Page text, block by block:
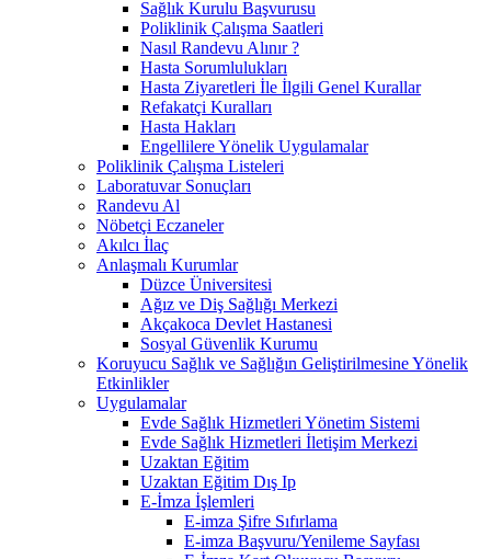
Sağlık Kurulu Başvurusu
Poliklinik Çalışma Saatleri
Nasıl Randevu Alınır ?
Hasta Sorumlulukları
Hasta Ziyaretleri İle İlgili Genel Kurallar
Refakatçi Kuralları
Hasta Hakları
Engellilere Yönelik Uygulamalar
Poliklinik Çalışma Listeleri
Laboratuvar Sonuçları
Randevu Al
Nöbetçi Eczaneler
Akılcı İlaç
Anlaşmalı Kurumlar
Düzce Üniversitesi
Ağız ve Diş Sağlığı Merkezi
Akçakoca Devlet Hastanesi
Sosyal Güvenlik Kurumu
Koruyucu Sağlık ve Sağlığın Geliştirilmesine Yönelik
Etkinlikler
Uygulamalar
Evde Sağlık Hizmetleri Yönetim Sistemi
Evde Sağlık Hizmetleri İletişim Merkezi
Uzaktan Eğitim
Uzaktan Eğitim Dış Ip
E-İmza İşlemleri
E-imza Şifre Sıfırlama
E-imza Başvuru/Yenileme Sayfası